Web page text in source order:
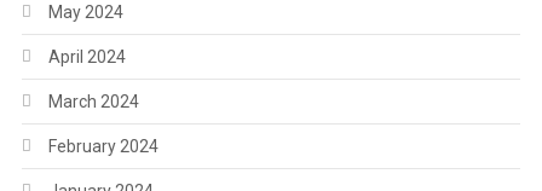
May 2024
April 2024
March 2024
February 2024